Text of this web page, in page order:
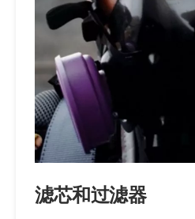
滤芯和过滤器